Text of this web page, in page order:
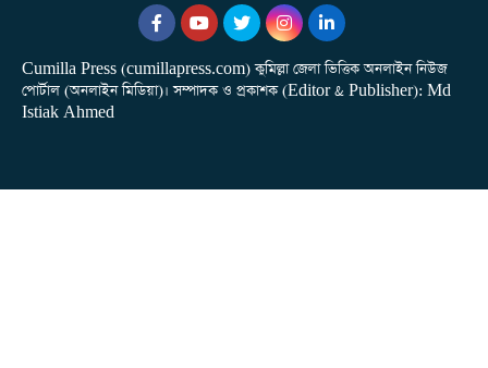
Cumilla Press (cumillapress.com) কুমিল্লা জেলা ভিত্তিক অনলাইন নিউজ
পোর্টাল (অনলাইন মিডিয়া)। সম্পাদক ও প্রকাশক (Editor & Publisher): Md
Istiak Ahmed